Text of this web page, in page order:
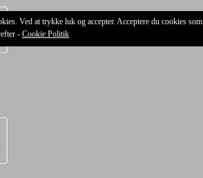
Ved at trykke luk og accepter. Acceptere du cookies som
- Cookie Politik